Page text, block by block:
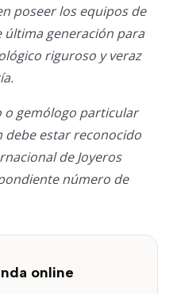
poseer los equipos de
última generación para
riguroso y veraz
o gemólogo particular
debe estar reconocido
de Joyeros
número de
online